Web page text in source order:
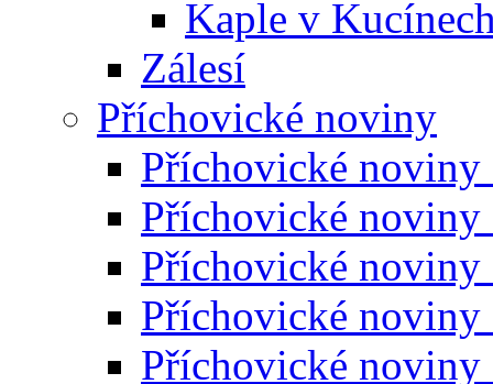
Kaple v
Zálesí
Příchovické noviny
Příchovické noviny
Příchovické noviny
Příchovické noviny
Příchovické noviny
Příchovické noviny